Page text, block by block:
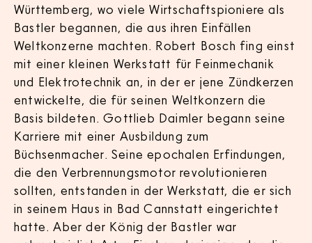
Württemberg, wo viele Wirtschaftspioniere als
Bastler begannen, die aus ihren Einfällen
Weltkonzerne machten. Robert Bosch fing einst
mit einer kleinen Werkstatt für Feinmechanik
und Elektrotechnik an, in der er jene Zündkerzen
entwickelte, die für seinen Weltkonzern die
Basis bildeten. Gottlieb Daimler begann seine
Karriere mit einer Ausbildung zum
Büchsenmacher. Seine epochalen Erfindungen,
die den Verbrennungsmotor revolutionieren
sollten, entstanden in der Werkstatt, die er sich
in seinem Haus in Bad Cannstatt eingerichtet
hatte. Aber der König der Bastler war